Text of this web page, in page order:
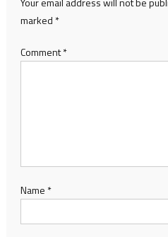
marked *
Comment*
Name *